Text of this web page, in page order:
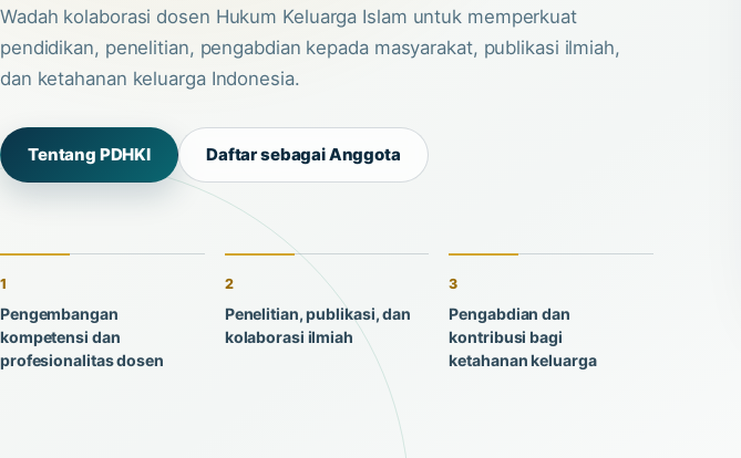
Wadah kolaborasi dosen Hukum Keluarga Islam untuk memperkuat
pendidikan, penelitian, pengabdian kepada masyarakat, publikasi ilmiah,
dan ketahanan keluarga Indonesia.
Tentang PDHKI Daftar sebagai Anggota
1
Pengembangan
kompetensi dan
profesionalitas dosen
2
Penelitian, publikasi, dan
kolaborasi ilmiah
3
Pengabdian dan
kontribusi bagi
ketahanan keluarga